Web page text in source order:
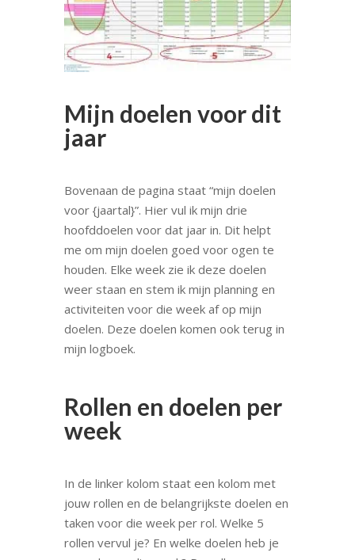
Mijn doelen voor dit
jaar
Bovenaan de pagina staat “mijn doelen
voor {jaartal}”. Hier vul ik mijn drie
hoofddoelen voor dat jaar in. Dit helpt
me om mijn doelen goed voor ogen te
houden. Elke week zie ik deze doelen
weer staan en stem ik mijn planning en
activiteiten voor die week af op mijn
doelen. Deze doelen komen ook terug in
mijn logboek.
Rollen en doelen per
week
In de linker kolom staat een kolom met
jouw rollen en de belangrijkste doelen en
taken voor die week per rol. Welke 5
rollen vervul je? En welke doelen heb je